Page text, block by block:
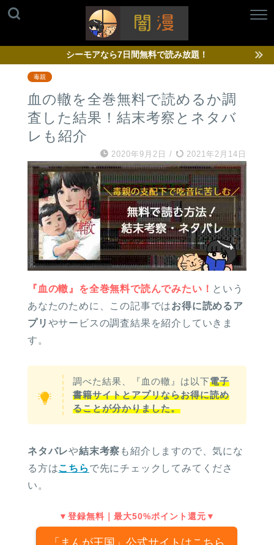
シーモアなら7日間無料で読み放題！
毒親
血の轍を全巻無料で読めるか調
査した結果！結末考察とネタバ
レも紹介
2020年9月2日 / 2021年2月14日
『血の轍』を全巻無料で読んでみたい！ という
あなたのために、この記事ではお得に読めるア
プリ やサービスの調査結果を紹介していきま
す。
調べた結果、『血の轍』は以下電子
書籍サイトとアプリならお得に読め
ることが分かりました。
ネタバレや結末考察 も紹介しますので、気にな
る方はこちら で先にチェックしてみてくださ
い。
▼登録無料｜最大50%ポイント還元▼
「まんが王国」公式サイトはこちら